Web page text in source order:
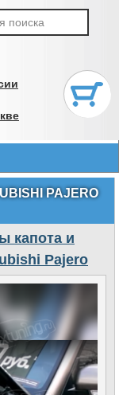
PAJERO
капота и
Pajero